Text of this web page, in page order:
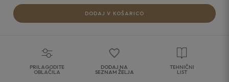
DODAJ V KOŠARICO
PRILAGODITE
OBLAČILA
DODAJ NA
SEZNAM ŽELJA
TEHNIČNI
LIST